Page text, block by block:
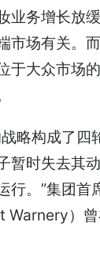
业务增长放
市场有关。
于大众市场
略构成了四
暂时失去其
行。”集团首
Warnery）